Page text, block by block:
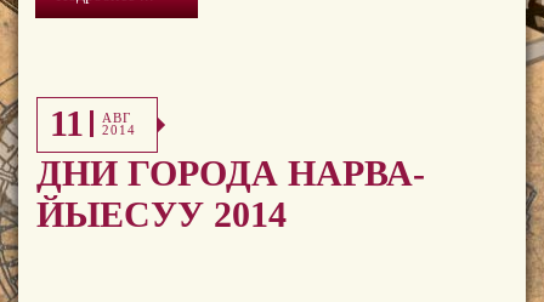
11
АВГ
2014
ДНИ ГОРОДА НАРВА-
ЙЫЕСУУ 2014